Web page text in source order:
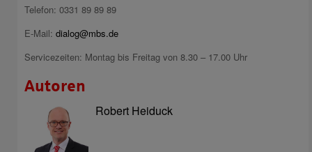
Telefon: 0331 89 89 89
E-Mail: dialog@mbs.de
Servicezeiten: Montag bis Freitag von 8.30 – 17.00 Uhr
Autoren
Robert Heiduck